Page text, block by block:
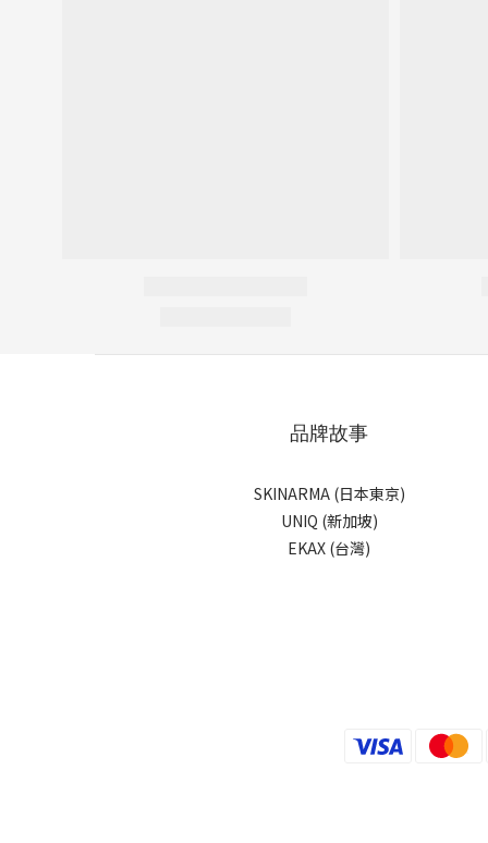
品牌故事
SKINARMA (日本東京)
UNIQ (新加坡)
EKAX (台灣)